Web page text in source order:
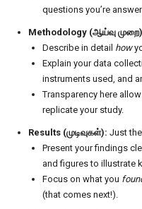
questions you’re
Methodology (ஆய்வு
Describe in detail how
Explain your data
instruments used, and
Transparency here
replicate your study.
Results (முடிவுகள்): Just
Present your findings
and figures to illustrate
Focus on what you
(that comes next!).